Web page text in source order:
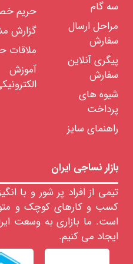
پالتو
پیراهن
تی
شرت
شلوار
/
شلوارک
لباس
ورزشی
مردانه
ست
لباس
راحتی
مردانه
کفش
و
کتانی
سه گام
مراحل ارسال
سفارش
پیگری آنلاین
سفارش
شیوه های
پرداخت
راهنمای سایز
حریم
گزارش
ملاقات
آموزش
بازار نساجی ایران
تیمی از افراد پر شور و با
کسب و کارهای کوچک و
است. ما بازاری به وسعت
ایجاد می کنیم.